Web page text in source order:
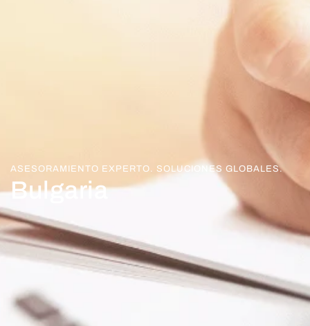
ASESORAMIENTO EXPERTO. SOLUCIONES GLOBALES.
Bulgaria